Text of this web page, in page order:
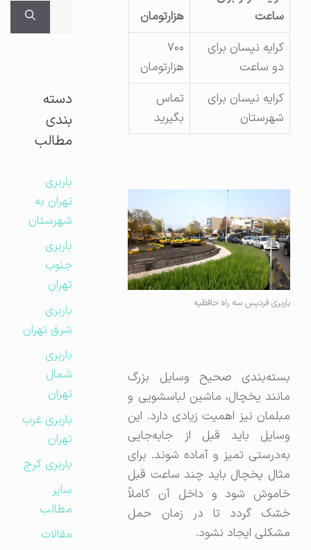
ساعت
هزارتومان
کرایه نیسان برای
دو ساعت
هزارتومان
کرایه نیسان برای
شهرستان
تماس
بگیرید
باربری فردیس سه راه حافظیه
بسته‌بندی صحیح وسایل بزرگ
مانند یخچال، ماشین لباسشویی و
مبلمان نیز اهمیت زیادی دارد. این
وسایل باید قبل از جابه‌جایی
به‌درستی تمیز و آماده شوند. برای
مثال یخچال باید چند ساعت قبل
خاموش شود و داخل آن کاملاً
خشک گردد تا در زمان حمل
مشکلی ایجاد نشود.
دسته
بندی
مطالب
باربری
تهران به
شهرستان
باربری
جنوب
تهران
باربری
شرق تهران
باربری
شمال
تهران
باربری غرب
تهران
باربری کرج
مطالب
مقالات